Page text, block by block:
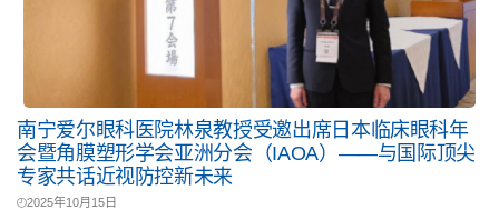
南宁爱尔眼科医院林泉教授受邀出席日本临床眼科年
会暨角膜塑形学会亚洲分会（IAOA）——与国际顶尖
专家共话近视防控新未来
2025年10月15日